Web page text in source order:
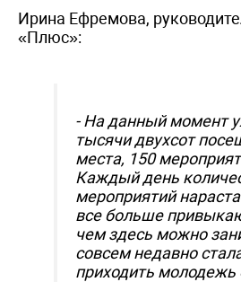
Ирина Ефремова,
«Плюс»:
- На данный момент
тысячи двухсот
места, 150
Каждый день
мероприятий
все больше
чем здесь можно
совсем недавно
приходить молодежь